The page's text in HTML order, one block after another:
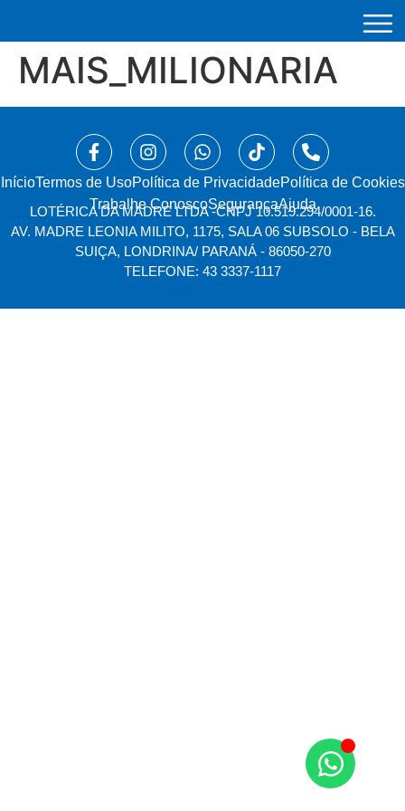
MAIS_MILIONARIA
Início⁠Termos de UsoPolítica de PrivacidadePolítica de Cookies
Trabalhe ConoscoSegurançaAjuda
LOTÉRICA DA MADRE LTDA -CNPJ 10.519.294/0001-16.
AV. MADRE LEONIA MILITO, 1175, SALA 06 SUBSOLO - BELA
SUIÇA, LONDRINA/ PARANÁ - 86050-270
TELEFONE: 43 3337-1117